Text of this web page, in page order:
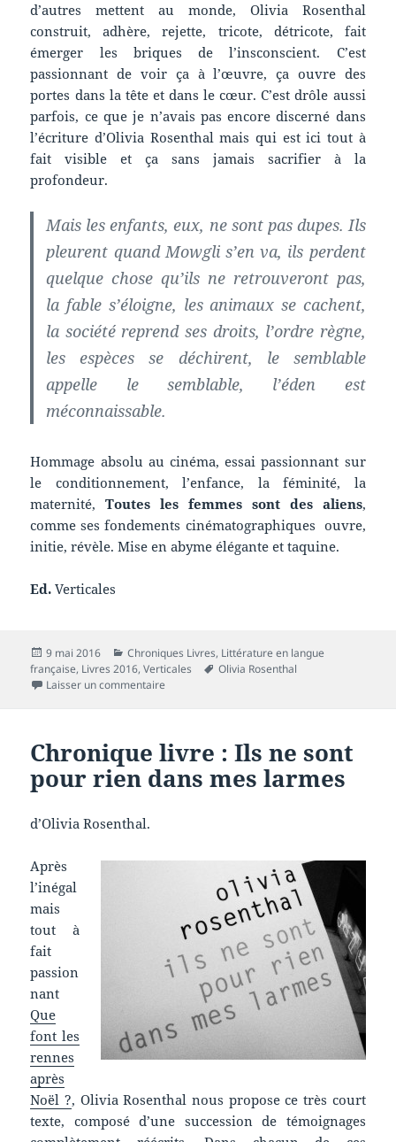
d’autres mettent au monde, Olivia Rosenthal
construit, adhère, rejette, tricote, détricote, fait
émerger les briques de l’insconscient. C’est
passionnant de voir ça à l’œuvre, ça ouvre des
portes dans la tête et dans le cœur. C’est drôle aussi
parfois, ce que je n’avais pas encore discerné dans
l’écriture d’Olivia Rosenthal mais qui est ici tout à
fait visible et ça sans jamais sacrifier à la
profondeur.
Mais les enfants, eux, ne sont pas dupes. Ils
pleurent quand Mowgli s’en va, ils perdent
quelque chose qu’ils ne retrouveront pas,
la fable s’éloigne, les animaux se cachent,
la société reprend ses droits, l’ordre règne,
les espèces se déchirent, le semblable
appelle le semblable, l’éden est
méconnaissable.
Hommage absolu au cinéma, essai passionnant sur
le conditionnement, l’enfance, la féminité, la
maternité,Toutes les femmes sont des aliens,
comme ses fondements cinématographiques ouvre,
initie, révèle. Mise en abyme élégante et taquine.
Ed. Verticales
Publié
le
9 mai 2016 Catégories
Chroniques Livres, Littérature en langue
française, Livres 2016,Verticales
Mots-
Olivia Rosenthal
Laisser un commentaire
Chronique livre : Ils ne sont
pour rien dans mes larmes
d’Olivia Rosenthal.
Après
l’inégal
mais
tout à
fait
passion
nant
Que
font les
rennes
après
Noël ?, Olivia Rosenthal nous propose ce très court
texte, composé d’une succession de témoignages